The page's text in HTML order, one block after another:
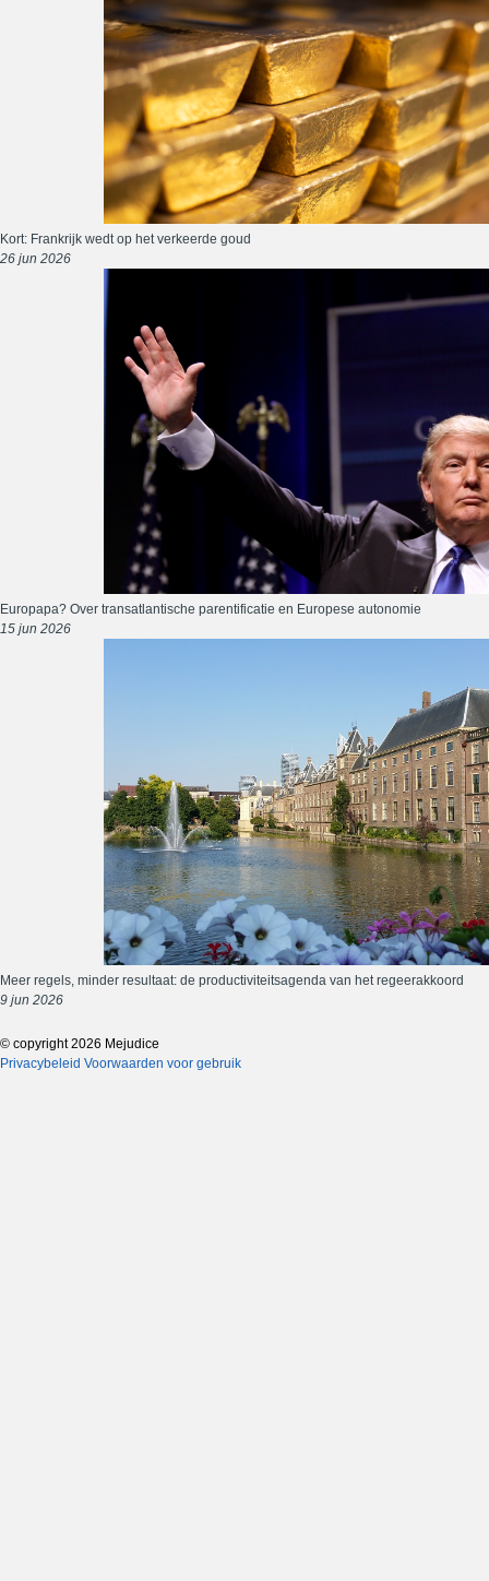
Kort: Frankrijk wedt op het verkeerde goud
26 jun 2026
Europapa? Over transatlantische parentificatie en Europese autonomie
15 jun 2026
Meer regels, minder resultaat: de productiviteitsagenda van het regeerakkoord
9 jun 2026
© copyright 2026 Mejudice
Privacybeleid Voorwaarden voor gebruik